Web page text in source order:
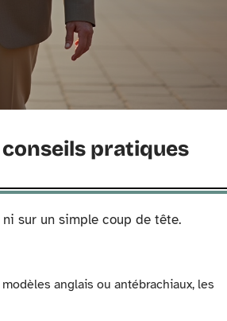
pratiques
sur un simple coup de tête.
anglais ou antébrachiaux, les